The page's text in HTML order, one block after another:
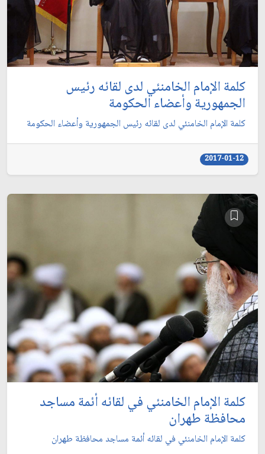
كلمة الإمام الخامنئي لدى لقائه رئيس
الجمهورية وأعضاء الحكومة
كلمة الإمام الخامنئي لدى لقائه رئيس الجمهورية وأعضاء الحكومة
2017-01-12
كلمة الإمام الخامنئي في لقائه أئمة مساجد
محافظة طهران
كلمة الإمام الخامنئي في لقائه أئمة مساجد محافظة طهران